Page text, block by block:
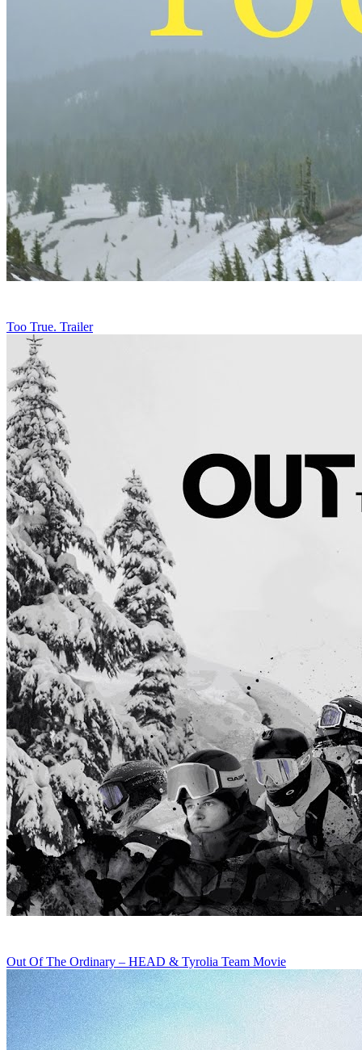
Too True. Trailer
Out Of The Ordinary – HEAD & Tyrolia Team Movie